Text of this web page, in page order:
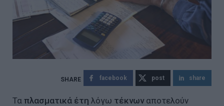
facebook post share
Τα πλασματικά έτη λόγω τέκνωναποτελούν